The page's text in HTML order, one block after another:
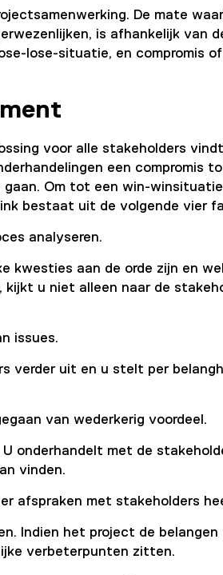
De mate
is afhankelijk van
lose-situatie, en compromis
voor alle stakeholders
een compromis
gaan. Om tot een win-
bestaat uit de volgende vier
analyseren.
kwesties aan de orde zijn en
u niet alleen naar de
issues.
verder uit en u stelt per
van wederkerig voordeel.
onderhandelt met de
vinden.
afspraken met stakeholders
Indien het project de belangen
verbeterpunten zitten.